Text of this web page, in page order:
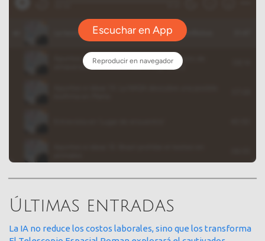
Últimas entradas
La IA no reduce los costos laborales, sino que los transforma